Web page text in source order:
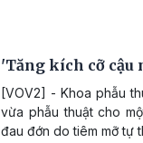
'Tăng kích cỡ cậu
[VOV2] - Khoa phẫu
vừa phẫu thuật cho
đau đớn do tiêm mỡ tự